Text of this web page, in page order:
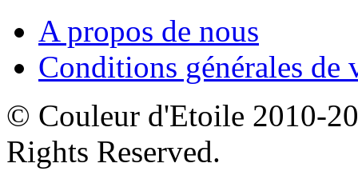
A propos de nous
Conditions générales de
© Couleur d'Etoile 2010-
Rights Reserved.